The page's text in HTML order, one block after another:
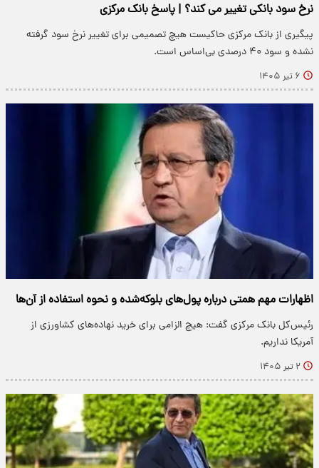
نرخ سود بانکی تغییر می کند؟ | پاسخ بانک مرکزی
پیگیری از بانک مرکزی حاکیست هیچ تصمیمی برای تغییر نرخ سود گرفته
نشده و سود ۴۰ درصدی بی‌اساس است.
۶ تیر ۱۴۰۵
اظهارات مهم همتی درباره پول‌های بلوکه‌شده و نحوه استفاده از آن‌ها
رئیس‌کل بانک مرکزی گفت: هیچ الزامی برای خرید نهاده‌های کشاورزی از
آمریکا نداریم.
۲ تیر ۱۴۰۵